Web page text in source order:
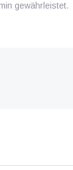
gewährleistet.